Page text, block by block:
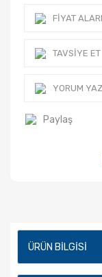
FIYAT
TAVSIYE ET
YORUM YAZ
Paylaş
ÜRÜN BILGISI